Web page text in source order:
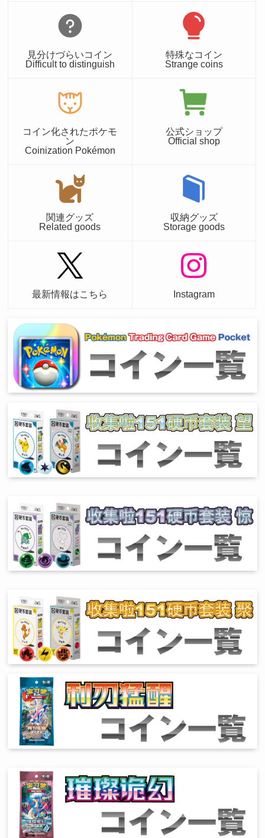
見分けづらいコイン
Difficult to distinguish
特殊なコイン
Strange coins
コイン化されたポケモ
ン
Coinization Pokémon
公式ショップ
Official shop
関連グッズ
Related goods
収納グッズ
Storage goods
最新情報はこちら Instagram